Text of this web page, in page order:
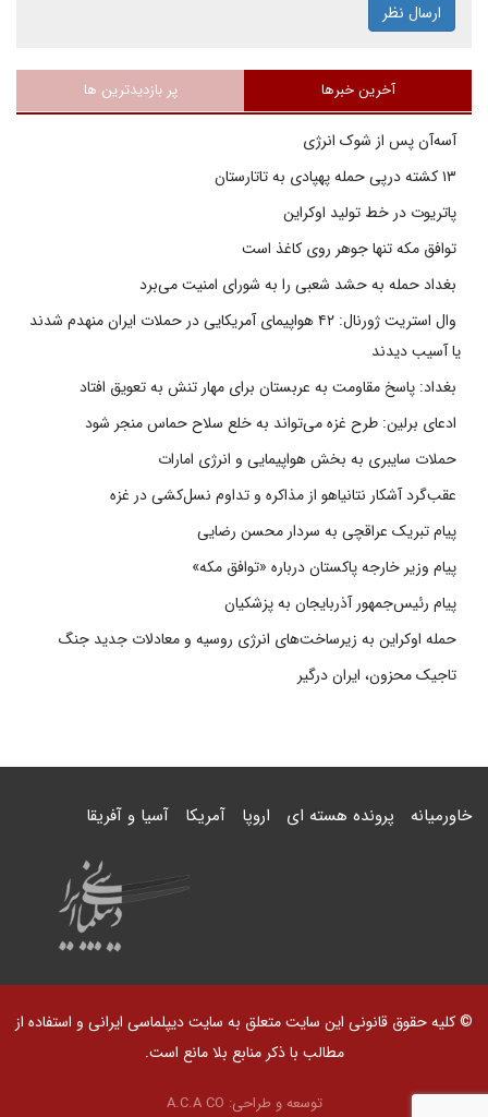
ارسال نظر
آخرین خبرها پر بازدیدترین ها
آسه‌آن پس از شوک انرژی
پاتریوت در خط تولید اوکراین
توافق مکه تنها جوهر روی کاغذ است
بغداد حمله به حشد شعبی را به شورای امنیت می‌برد
وال استریت ژورنال: ۴۲ هواپیمای آمریکایی در حملات ایران منهدم شدند
یا آسیب دیدند
بغداد: پاسخ مقاومت به عربستان برای مهار تنش به تعویق افتاد
ادعای برلین: طرح غزه می‌تواند به خلع سلاح حماس منجر شود
حملات سایبری به بخش هواپیمایی و انرژی امارات
عقب‌گرد آشکار نتانیاهو از مذاکره و تداوم نسل‌کشی در غزه
پیام تبریک عراقچی به سردار محسن رضایی
پیام وزیر خارجه پاکستان درباره «توافق مکه»
پیام رئیس‌جمهور آذربایجان به پزشکیان
حمله اوکراین به زیرساخت‌های انرژی روسیه و معادلات جدید جنگ
تاجیک محزون، ایران درگیر
خاورمیانه پرونده هسته ای اروپا آمریکا آسیا و آفریقا
© کلیه حقوق قانونی این سایت متعلق به سایت دیپلماسی ایرانی و استفاده از
مطالب با ذکر منابع بلا مانع است.
توسعه و طراحی: A.C.A CO